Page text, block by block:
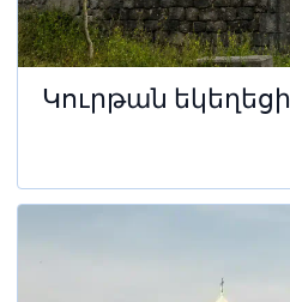
Կուրթան եկեղեցի